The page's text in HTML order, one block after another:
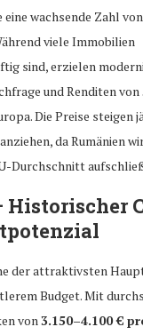
wachsende Zahl
viele Immobilien
sind, erzielen
und Renditen von
Die Preise steigen
da Rumänien
Durchschnitt
Historischer
der attraktivsten
Budget. Mit
von 3.150–4.100 €